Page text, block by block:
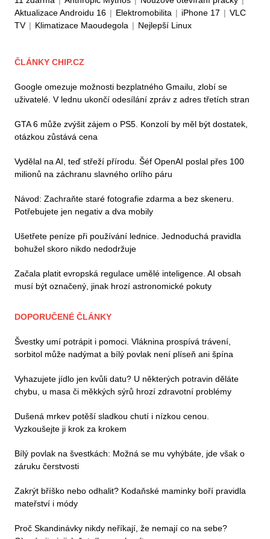
Aktualizace Androidu 16 | Elektromobilita | iPhone 17 | VLC
TV | Klimatizace Maoudegola | Nejlepší Linux
ČLÁNKY CHIP.CZ
Google omezuje možnosti bezplatného Gmailu, zlobí se
uživatelé. V lednu ukončí odesílání zpráv z adres třetích stran
GTA 6 může zvýšit zájem o PS5. Konzolí by měl být dostatek,
otázkou zůstává cena
Vydělal na AI, teď střeží přírodu. Šéf OpenAI poslal přes 100
milionů na záchranu slavného orlího páru
Návod: Zachraňte staré fotografie zdarma a bez skeneru.
Potřebujete jen negativ a dva mobily
Ušetřete peníze při používání lednice. Jednoduchá pravidla
bohužel skoro nikdo nedodržuje
Začala platit evropská regulace umělé inteligence. AI obsah
musí být označený, jinak hrozí astronomické pokuty
DOPORUČENÉ ČLÁNKY
Švestky umí potrápit i pomoci. Vláknina prospívá trávení,
sorbitol může nadýmat a bílý povlak není plíseň ani špína
Vyhazujete jídlo jen kvůli datu? U některých potravin děláte
chybu, u masa či měkkých sýrů hrozí zdravotní problémy
Dušená mrkev potěší sladkou chutí i nízkou cenou.
Vyzkoušejte ji krok za krokem
Bílý povlak na švestkách: Možná se mu vyhýbáte, jde však o
záruku čerstvosti
Zakrýt bříško nebo odhalit? Kodaňské maminky boří pravidla
mateřství i módy
Proč Skandinávky nikdy neříkají, že nemají co na sebe?